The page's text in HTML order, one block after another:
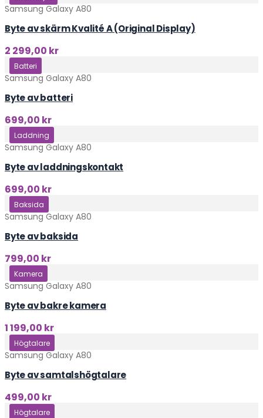
Samsung Galaxy A80
Byte av skärm Kvalité A (Original Display)
2 299,00 kr
Klicka här
Batteri
Samsung Galaxy A80
Byte av batteri
699,00 kr
Klicka här
Laddning
Samsung Galaxy A80
Byte av laddningskontakt
699,00 kr
Klicka här
Baksida
Samsung Galaxy A80
Byte av baksida
799,00 kr
Klicka här
Kamera
Samsung Galaxy A80
Byte av bakre kamera
1 199,00 kr
Klicka här
Högtalare
Samsung Galaxy A80
Byte av samtalshögtalare
499,00 kr
Klicka här
Högtalare